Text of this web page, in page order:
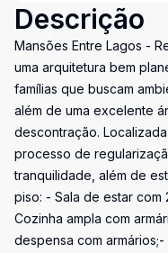
Descrição
Mansões Entre Lagos -
uma arquitetura bem
famílias que buscam
além de uma excelente
descontração.
processo de
tranquilidade, além de
piso: - Sala de estar com
Cozinha ampla com
despensa com